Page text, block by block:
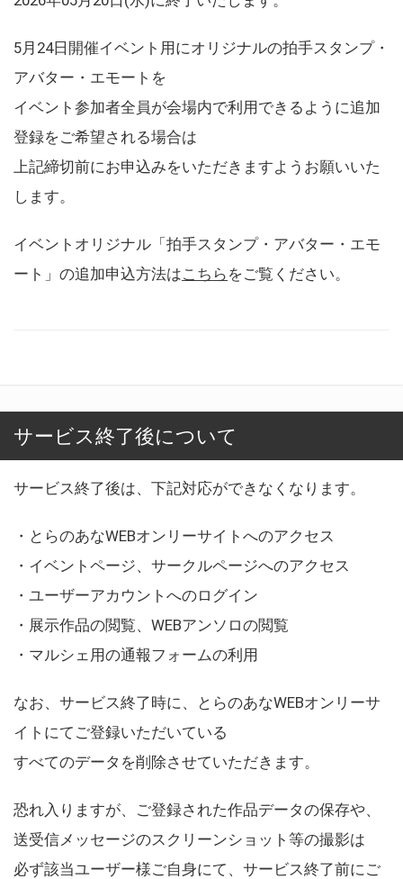
5月24日開催イベント用にオリジナルの拍手スタンプ・
アバター・エモートを
イベント参加者全員が会場内で利用できるように追加
登録をご希望される場合は
上記締切前にお申込みをいただきますようお願いいた
します。
イベントオリジナル「拍手スタンプ・アバター・エモ
ート」の追加申込方法はこちら をご覧ください。
サービス終了後について
サービス終了後は、下記対応ができなくなります。
・とらのあなWEBオンリーサイトへのアクセス
・イベントページ、サークルページへのアクセス
・ユーザーアカウントへのログイン
・展示作品の閲覧、WEBアンソロの閲覧
・マルシェ用の通報フォームの利用
なお、サービス終了時に、とらのあなWEBオンリーサ
イトにてご登録いただいている
すべてのデータを削除させていただきます。
恐れ入りますが、ご登録された作品データの保存や、
送受信メッセージのスクリーンショット等の撮影は
必ず該当ユーザー様ご自身にて、サービス終了前にご